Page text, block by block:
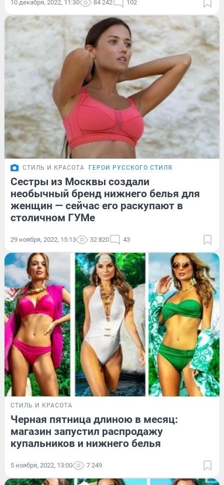
10 декабря, 2022, 11:30 84 242 102
СТИЛЬ И КРАСОТА ГЕРОИ РУССКОГО СТИЛЯ
Сестры из Москвы создали
необычный бренд нижнего белья для
женщин — сейчас его раскупают в
столичном ГУМе
29 ноября, 2022, 15:13 32 820 43
СТИЛЬ И КРАСОТА
Черная пятница длиною в месяц:
магазин запустил распродажу
купальников и нижнего белья
5 ноября, 2022, 13:00 7 249